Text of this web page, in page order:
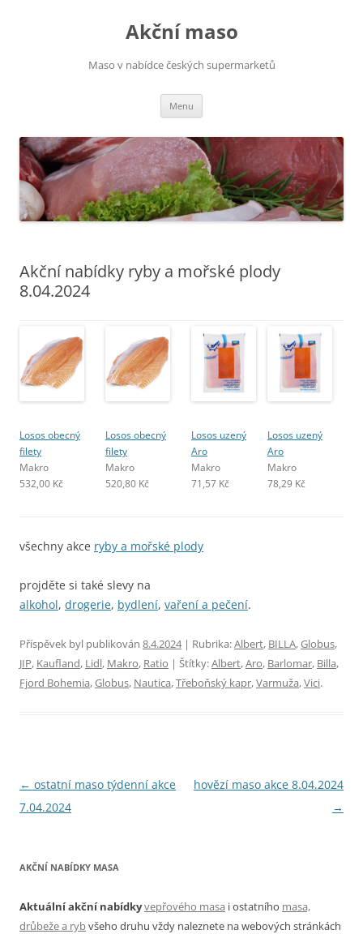
Akční maso
Maso v nabídce českých supermarketů
Menu
Akční nabídky ryby a mořské plody
8.04.2024
Losos obecný
filety
Makro
532,00 Kč
Losos obecný
filety
Makro
520,80 Kč
Losos uzený
Aro
Makro
71,57 Kč
Losos uzený
Aro
Makro
78,29 Kč
všechny akce ryby a mořské plody
projděte si také slevy na
alkohol, drogerie, bydlení, vaření a pečení.
Příspěvek byl publikován 8.4.2024| Rubrika:Albert, BILLA,Globus,
JIP, Kaufland, Lidl, Makro, Ratio | Štítky:Albert,Aro, Barlomar, Billa,
Fjord Bohemia,Globus, Nautica,Třeboňský kapr,Varmuža,Vici.
Navigace
pro
← ostatní maso týdenní akce
7.04.2024
hovězí maso akce 8.04.2024
→
AKČNÍ NABÍDKY MASA
Aktuální akční nabídkyvepřového masa i ostatního masa,
drůbeže a rybvšeho druhu vždy naleznete na webových stránkách